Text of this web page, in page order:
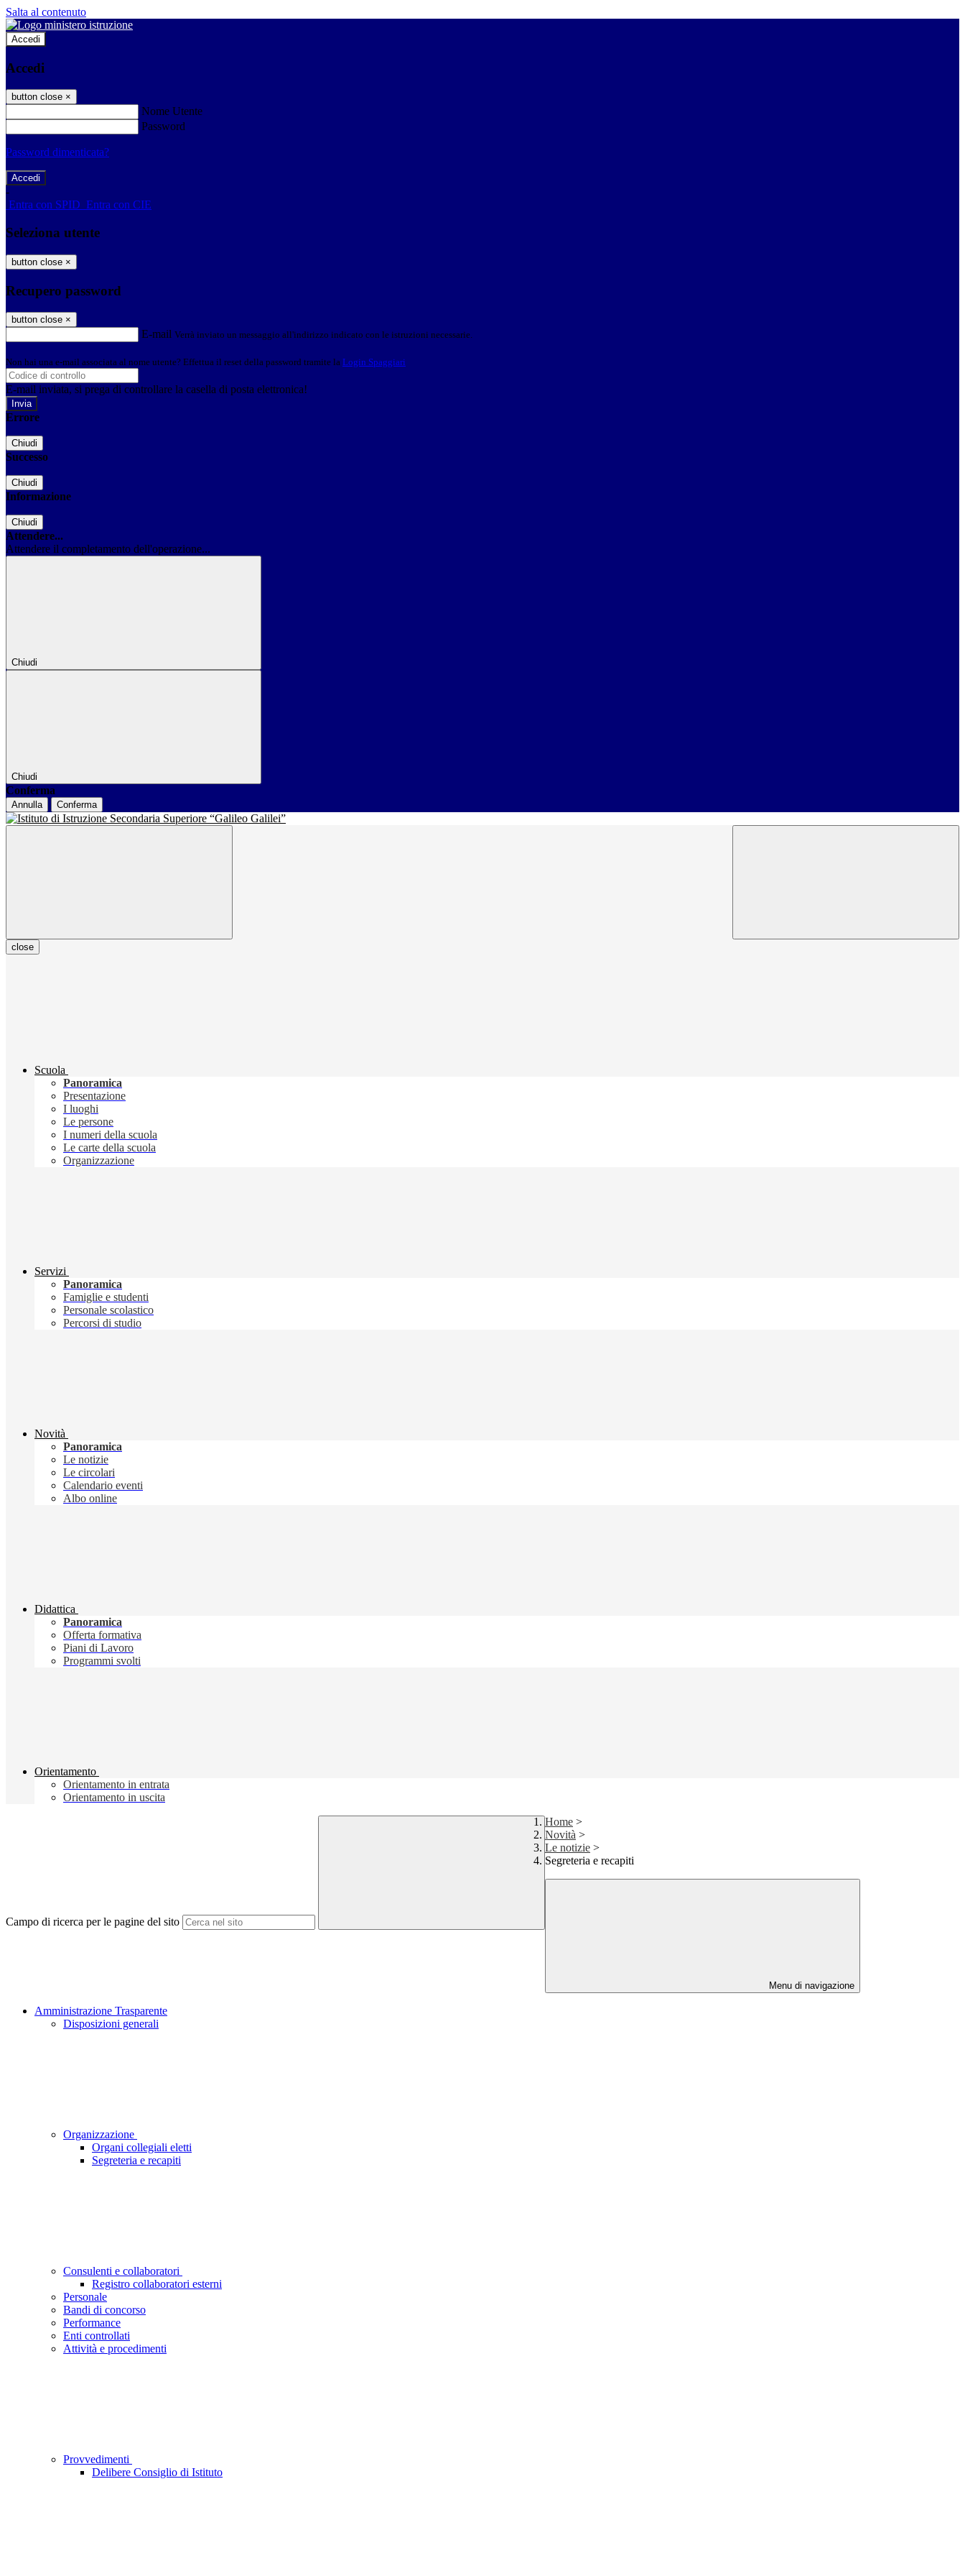
Salta al contenuto
Accedi
Accedi
button close ×
Nome Utente
Password
Password dimenticata?
-
Entra con SPID Entra con CIE
Seleziona utente
button close ×
Recupero password
button close ×
E-mail Verrà inviato un messaggio all'indirizzo indicato con le istruzioni necessarie.
Non hai una e-mail associata al nome utente? Effettua il reset della password tramite la Login Spaggiari
E-mail inviata, si prega di controllare la casella di posta elettronica!
Errore
Chiudi
Successo
Chiudi
Informazione
Chiudi
Attendere...
Attendere il completamento dell'operazione...
Chiudi
Chiudi
Conferma
Annulla Conferma
close
Scuola
Panoramica
Presentazione
I luoghi
Le persone
I numeri della scuola
Le carte della scuola
Organizzazione
Servizi
Panoramica
Famiglie e studenti
Personale scolastico
Percorsi di studio
Novità
Panoramica
Le notizie
Le circolari
Calendario eventi
Albo online
Didattica
Panoramica
Offerta formativa
Piani di Lavoro
Programmi svolti
Orientamento
Orientamento in entrata
Orientamento in uscita
Campo di ricerca per le pagine del sito
Home >
Novità >
Le notizie >
Segreteria e recapiti
Menu di navigazione
Amministrazione Trasparente
Disposizioni generali
Organizzazione
Organi collegiali eletti
Segreteria e recapiti
Consulenti e collaboratori
Registro collaboratori esterni
Personale
Bandi di concorso
Performance
Enti controllati
Attività e procedimenti
Provvedimenti
Delibere Consiglio di Istituto